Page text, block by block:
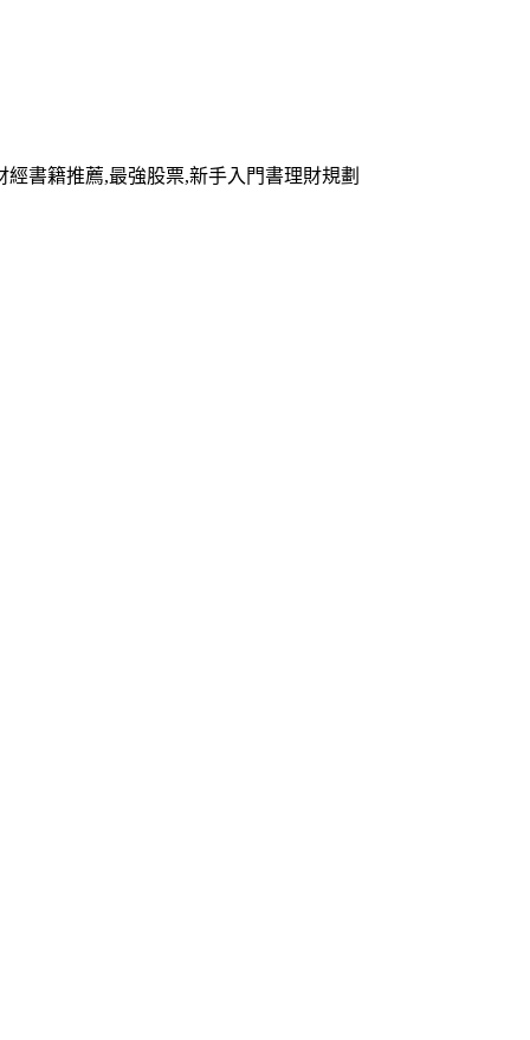
經書籍推薦,最強股票,新手入門書理財規劃